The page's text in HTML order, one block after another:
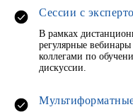
Сессии с
В рамках
регулярные
коллегами по
дискуссии.